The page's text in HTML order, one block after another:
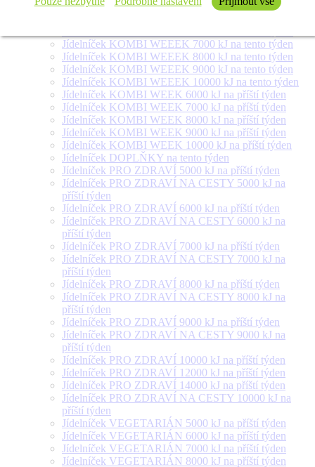
týden
Jídelníček KOMBI WEEEK 7000 kJ na tento týden
Jídelníček KOMBI WEEEK 8000 kJ na tento týden
Jídelníček KOMBI WEEEK 9000 kJ na tento týden
Jídelníček KOMBI WEEEK 10000 kJ na tento týden
Jídelníček KOMBI WEEK 6000 kJ na příští týden
Jídelníček KOMBI WEEK 7000 kJ na příští týden
Jídelníček KOMBI WEEK 8000 kJ na příští týden
Jídelníček KOMBI WEEK 9000 kJ na příští týden
Jídelníček KOMBI WEEK 10000 kJ na příští týden
Jídelníček DOPLŇKY na tento týden
Jídelníček PRO ZDRAVÍ 5000 kJ na příští týden
Jídelníček PRO ZDRAVÍ NA CESTY 5000 kJ na
příští týden
Jídelníček PRO ZDRAVÍ 6000 kJ na příští týden
Jídelníček PRO ZDRAVÍ NA CESTY 6000 kJ na
příští týden
Jídelníček PRO ZDRAVÍ 7000 kJ na příští týden
Jídelníček PRO ZDRAVÍ NA CESTY 7000 kJ na
příští týden
Jídelníček PRO ZDRAVÍ 8000 kJ na příští týden
Jídelníček PRO ZDRAVÍ NA CESTY 8000 kJ na
příští týden
Jídelníček PRO ZDRAVÍ 9000 kJ na příští týden
Jídelníček PRO ZDRAVÍ NA CESTY 9000 kJ na
příští týden
Jídelníček PRO ZDRAVÍ 10000 kJ na příští týden
Jídelníček PRO ZDRAVÍ 12000 kJ na příští týden
Jídelníček PRO ZDRAVÍ 14000 kJ na příští týden
Jídelníček PRO ZDRAVÍ NA CESTY 10000 kJ na
příští týden
Jídelníček VEGETARIÁN 5000 kJ na příští týden
Jídelníček VEGETARIÁN 6000 kJ na příští týden
Jídelníček VEGETARIÁN 7000 kJ na příští týden
Jídelníček VEGETARIÁN 8000 kJ na příští týden